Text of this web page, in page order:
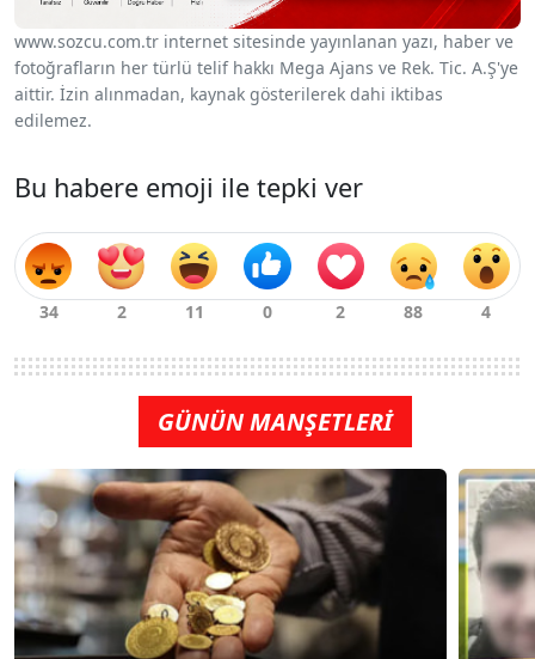
www.sozcu.com.tr internet sitesinde yayınlanan yazı, haber ve
fotoğrafların her türlü telif hakkı Mega Ajans ve Rek. Tic. A.Ş'ye
aittir. İzin alınmadan, kaynak gösterilerek dahi iktibas
edilemez.
Bu habere emoji ile tepki ver
GÜNÜN MANŞETLERİ